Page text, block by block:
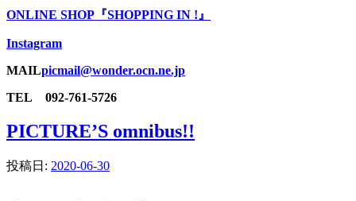
ONLINE SHOP 『SHOPPING IN !』
Instagram
MAILpicmail@wonder.ocn.ne.jp
TEL
092-761-5726
PICTURE’S omnibus!!
投稿日: 2020-06-30